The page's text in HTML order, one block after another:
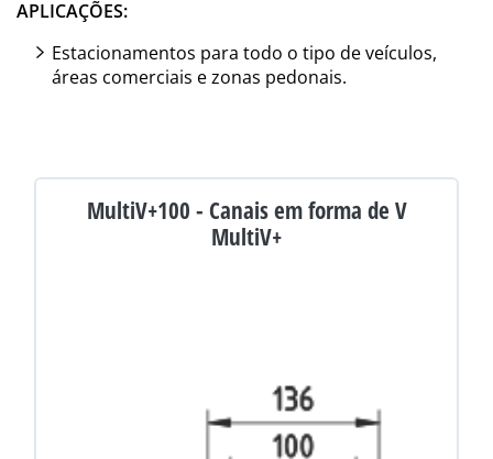
APLICAÇÕES:
Estacionamentos para todo o tipo de veículos,
áreas comerciais e zonas pedonais.
MultiV+100 - Canais em forma de V
MultiV+